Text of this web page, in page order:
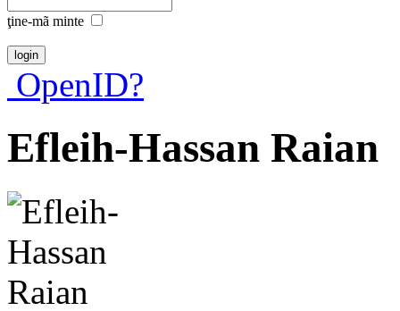
ţine-mã minte
OpenID?
Efleih-Hassan Raian